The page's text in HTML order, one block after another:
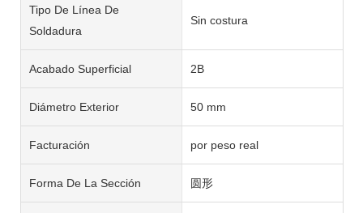
Tipo De Línea De
Soldadura
Sin costura
Acabado Superficial 2B
Diámetro Exterior 50 mm
Facturación por peso real
Forma De La Sección 圆形